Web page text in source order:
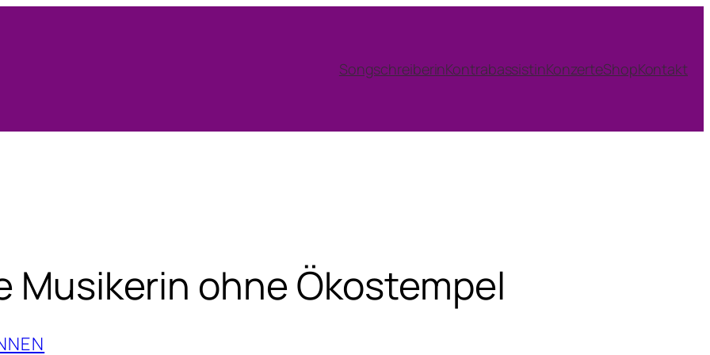
SongschreiberinKontrabassistinKonzerteShopKontakt
Musikerin ohne Ökostempel